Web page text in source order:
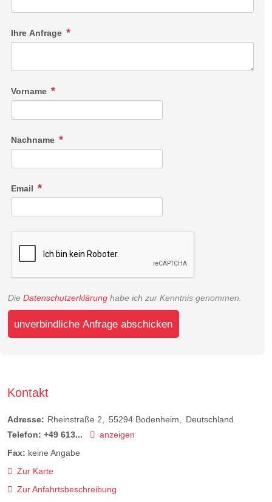
Ihre Anfrage
Vorname
Nachname
Email
Die Datenschutzerklärung habe ich zur Kenntnis genommen.
unverbindliche Anfrage abschicken
Kontakt
Adresse: Rheinstraße 2 55294 Bodenheim
Deutschland
Telefon: +49 613...
anzeigen
Fax: keine Angabe
Zur Karte
Zur Anfahrtsbeschreibung